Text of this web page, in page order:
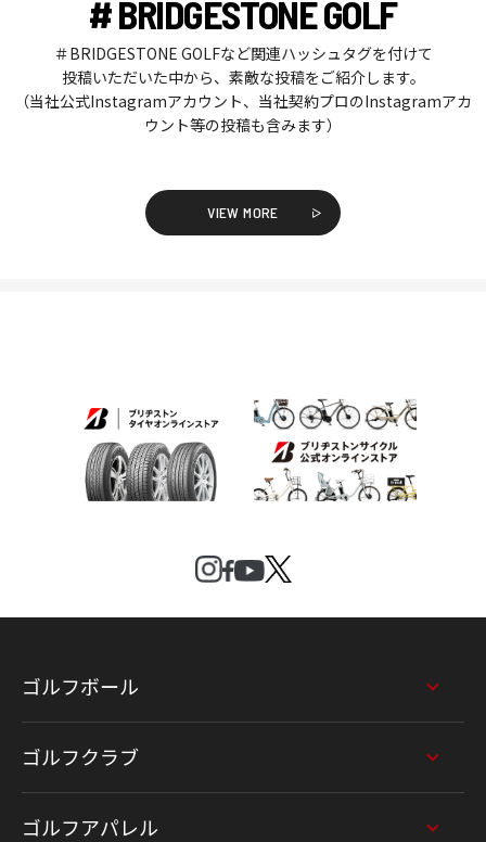
# BRIDGESTONE GOLF
＃BRIDGESTONE GOLFなど関連ハッシュタグを付けて
投稿いただいた中から、素敵な投稿をご紹介します。
（当社公式Instagramアカウント、当社契約プロのInstagramアカ
ウント等の投稿も含みます）
VIEW MORE
ゴルフボール
ゴルフクラブ
ゴルフアパレル